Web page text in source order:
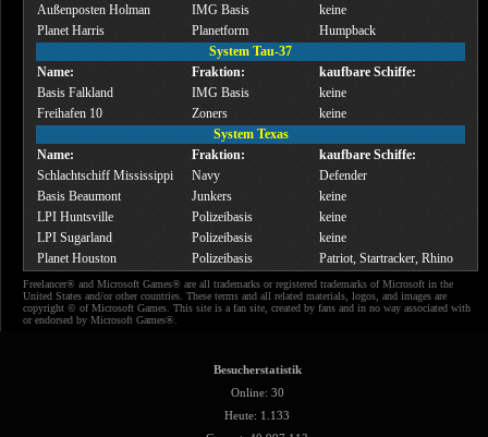
Außenposten Holman
IMG Basis
keine
Planet Harris
Planetform
Humpback
System Tau-37
Name:
Fraktion:
kaufbare Schiffe:
Basis Falkland
IMG Basis
keine
Freihafen 10
Zoners
keine
System Texas
Name:
Fraktion:
kaufbare Schiffe:
Schlachtschiff Mississippi
Navy
Defender
Basis Beaumont
Junkers
keine
LPI Huntsville
Polizeibasis
keine
LPI Sugarland
Polizeibasis
keine
Planet Houston
Polizeibasis Patriot, Startracker, Rhino
Freelancer® and Microsoft Games® are all trademarks or registered trademarks of Microsoft in the
United States and/or other countries. These terms and all related materials, logos, and images are
copyright © of Microsoft Games. This site is a fan site, created by fans and in no way associated with
or endorsed by Microsoft Games®.
Besucherstatistik
Online: 30
Heute: 1.133